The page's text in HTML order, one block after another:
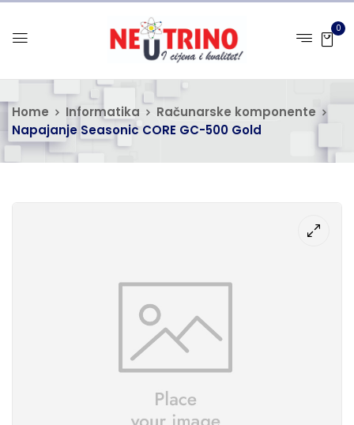
0
Home Informatika
Računarske komponente
Napajanje Seasonic CORE GC-500 Gold